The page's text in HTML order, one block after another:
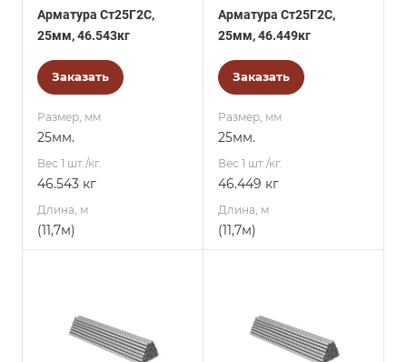
Арматура Ст25Г2С,
25мм, 46.543кг
Заказать
Размер, мм
25мм.
Вес 1 шт./кг.
46.543 кг
Длина, м
(11,7м)
Арматура Ст25Г2С,
25мм, 46.449кг
Заказать
Размер, мм
25мм.
Вес 1 шт./кг.
46.449 кг
Длина, м
(11,7м)